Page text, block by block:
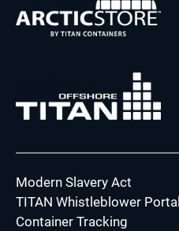
Modern Slavery Act
TITAN Whistleblower Portal
Container Tracking